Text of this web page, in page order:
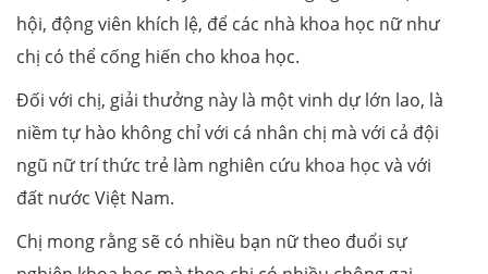
hội, động viên khích lệ, để các nhà khoa học nữ như
chị có thể cống hiến cho khoa học.
Đối với chị, giải thưởng này là một vinh dự lớn lao, là
niềm tự hào không chỉ với cá nhân chị mà với cả đội
ngũ nữ trí thức trẻ làm nghiên cứu khoa học và với
đất nước Việt Nam.
Chị mong rằng sẽ có nhiều bạn nữ theo đuổi sự